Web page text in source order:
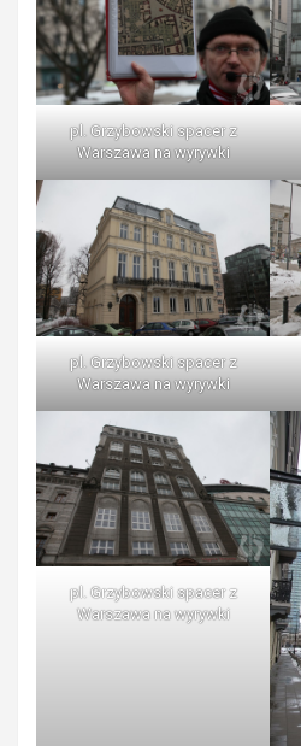
pl. Grzybowski spacer z
Warszawa na wyrywki
pl. Grzybowski spacer z
Warszawa na wyrywki
pl. Grzybowski spacer z
Warszawa na wyrywki